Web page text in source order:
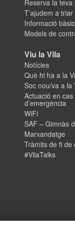
Reserva la teva
T’ajudem a triar
Informació
Models de
Viu la Vila
Notícies
Què hi ha a la
Soc nou/va a la
Actuació en cas
d’emergència
WiFi
SAF – Gimnàs
Marxandatge
Tràmits de fi de
#VilaTalks